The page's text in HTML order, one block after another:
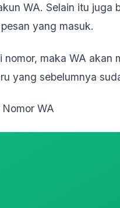
WA. Selain itu juga
yang masuk.
maka WA akan
yang sebelumnya
WA